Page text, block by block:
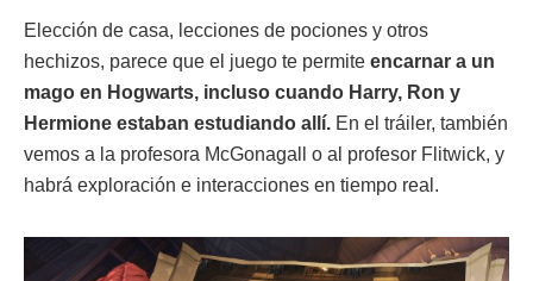
Elección de casa, lecciones de pociones y otros
hechizos, parece que el juego te permite encarnar a un
mago en Hogwarts, incluso cuando Harry, Ron y
Hermione estaban estudiando allí. En el tráiler, también
vemos a la profesora McGonagall o al profesor Flitwick, y
habrá exploración e interacciones en tiempo real.